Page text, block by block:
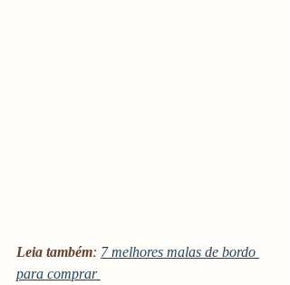
Leia também: 7 melhores malas de bordo
para comprar